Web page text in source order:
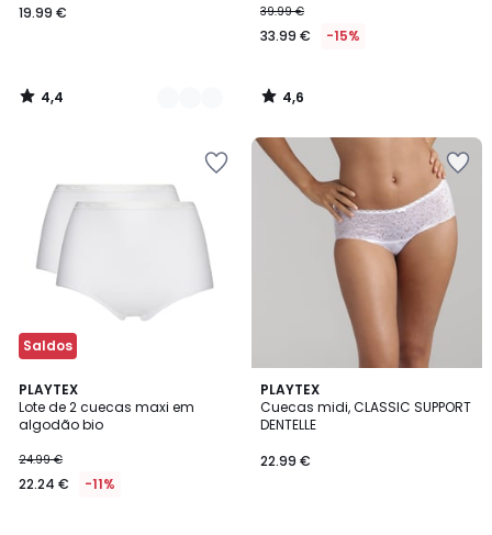
19.99 €
4,4
/
39.99 €
33.99 € -15%
4,6
/
Saldos
PLAYTEX
Lote de 2 cuecas maxi em
algodão bio
24.99 €
22.24 € -11%
4,4
/ 5
2
Cores
PLAYTEX
Cuecas midi, CLASSIC SUPPORT
DENTELLE
22.99 €
3,9
/ 5
3
Cores